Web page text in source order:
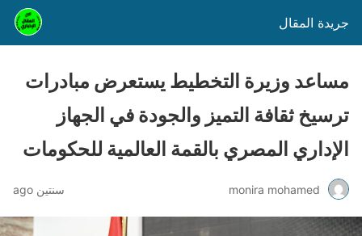
جريدة المقال
مساعد وزيرة التخطيط يستعرض مبادرات
ترسيخ ثقافة التميز والجودة في الجهاز
الإداري المصري بالقمة العالمية للحكومات
monira mohamed سنتين ago